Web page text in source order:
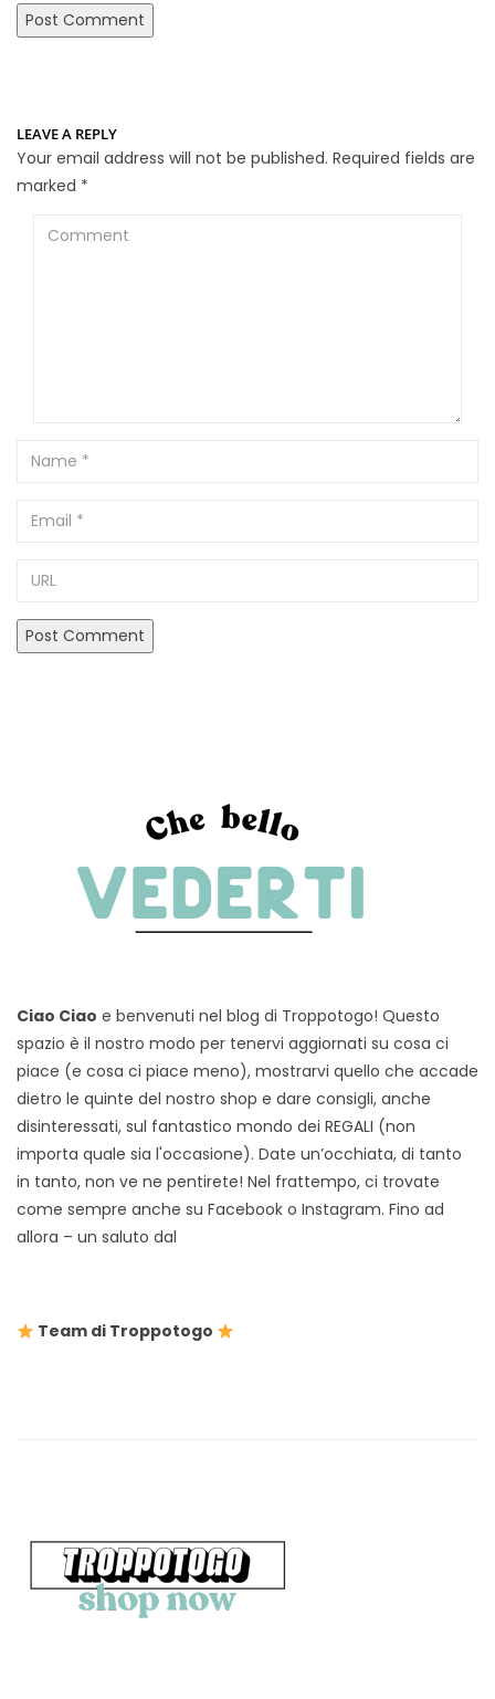
LEAVE A REPLY
Your email address will not be published. Required fields are
marked *
Comment
Name
Email
Ciao Ciao e benvenuti nel blog di Troppotogo! Questo
spazio è il nostro modo per tenervi aggiornati su cosa ci
piace (e cosa ci piace meno), mostrarvi quello che accade
dietro le quinte del nostro shop e dare consigli, anche
disinteressati, sul fantastico mondo dei REGALI (non
importa quale sia l'occasione). Date un’occhiata, di tanto
in tanto, non ve ne pentirete! Nel frattempo, ci trovate
come sempre anche su Facebook o Instagram. Fino ad
allora – un saluto dal
Team di Troppotogo